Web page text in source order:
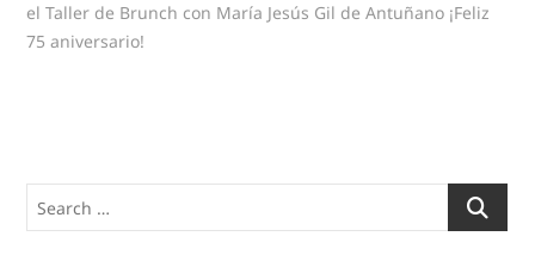
el Taller de Brunch con María Jesús Gil de Antuñano ¡Feliz
75 aniversario!
Search
…